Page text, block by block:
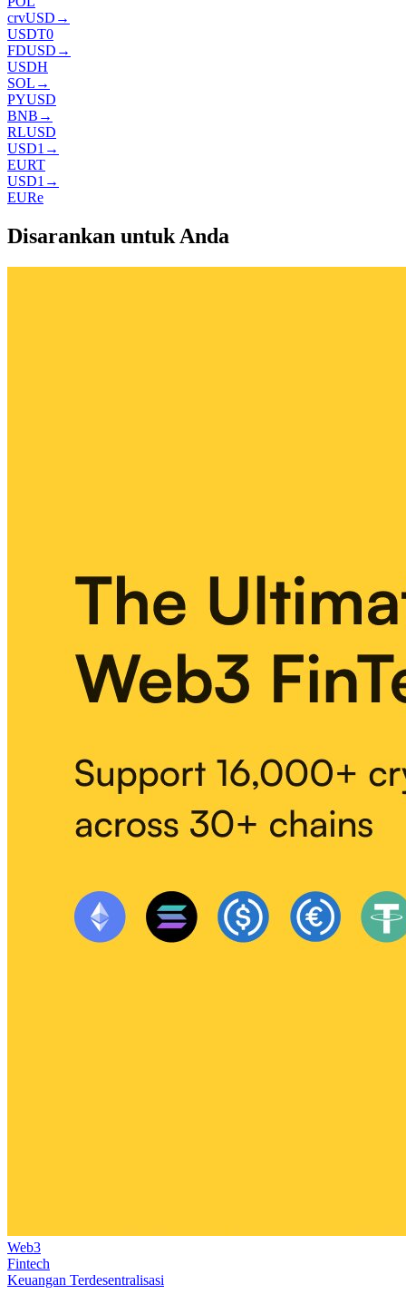
crvUSD →
USDT0
FDUSD →
USDH
SOL →
PYUSD
BNB →
RLUSD
USD1 →
EURT
USD1 →
EURe
Disarankan untuk Anda
Web3
Fintech
Keuangan Terdesentralisasi